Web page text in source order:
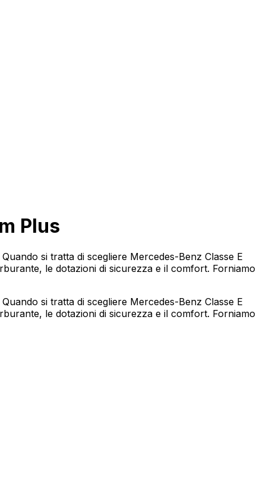
Plus
si tratta di scegliere Mercedes-Benz Classe E
le dotazioni di sicurezza e il comfort. Forniamo
si tratta di scegliere Mercedes-Benz Classe E
le dotazioni di sicurezza e il comfort. Forniamo